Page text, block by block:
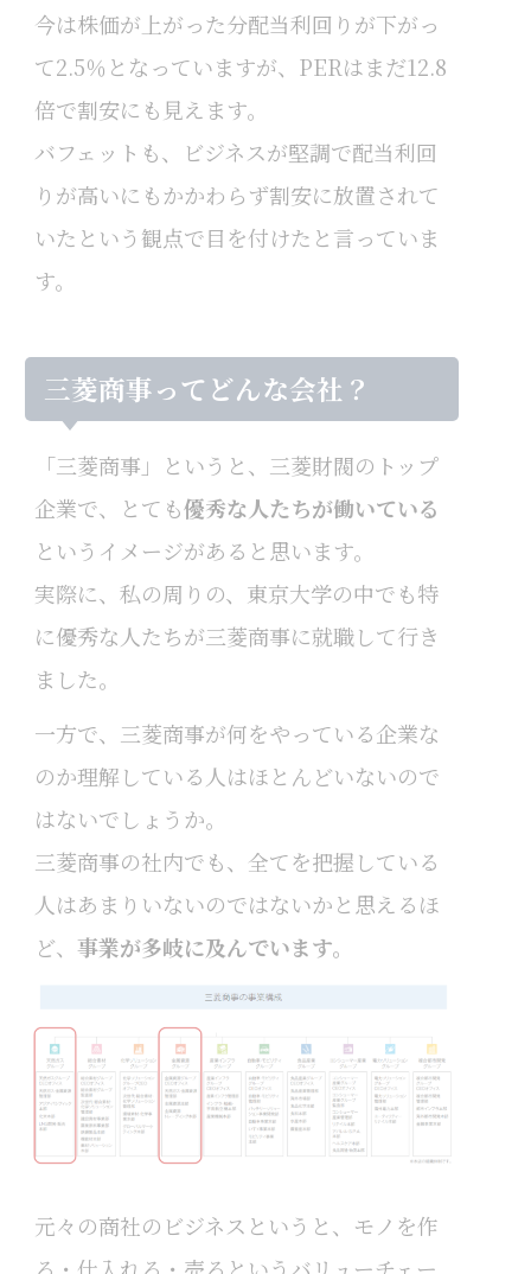
今は株価が上がった分配当利回りが下がっ
て2.5％となっていますが、PERはまだ12.8
倍で割安にも見えます。
バフェットも、ビジネスが堅調で配当利回
りが高いにもかかわらず割安に放置されて
いたという観点で目を付けたと言っていま
す。
三菱商事ってどんな会社？
「三菱商事」というと、三菱財閥のトップ
企業で、とても優秀な人たちが働いている
というイメージがあると思います。
実際に、私の周りの、東京大学の中でも特
に優秀な人たちが三菱商事に就職して行き
ました。
一方で、三菱商事が何をやっている企業な
のか理解している人はほとんどいないので
はないでしょうか。
三菱商事の社内でも、全てを把握している
人はあまりいないのではないかと思えるほ
ど、 事業が多岐に及んでいます。
元々の商社のビジネスというと、モノを作